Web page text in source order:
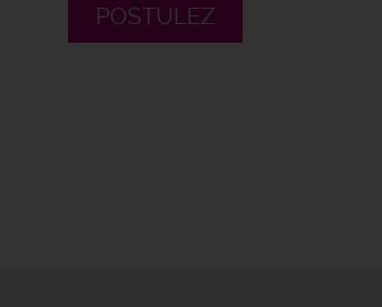
POSTULEZ